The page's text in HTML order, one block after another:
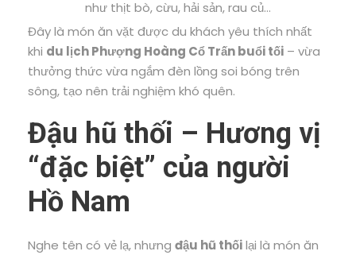
như thịt bò, cừu, hải sản, rau củ…
Đây là món ăn vặt được du khách yêu thích nhất
khi du lịch Phượng Hoàng Cổ Trấn buổi tối – vừa
thưởng thức vừa ngắm đèn lồng soi bóng trên
sông, tạo nên trải nghiệm khó quên.
Đậu hũ thối – Hương vị
“đặc biệt” của người
Hồ Nam
Nghe tên có vẻ lạ, nhưng đậu hũ thốilại là món ăn